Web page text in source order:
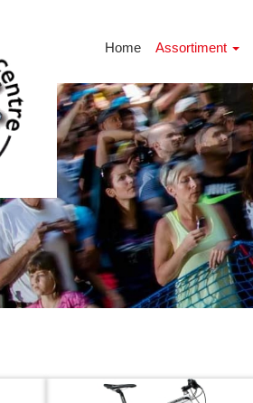
Home Assortiment